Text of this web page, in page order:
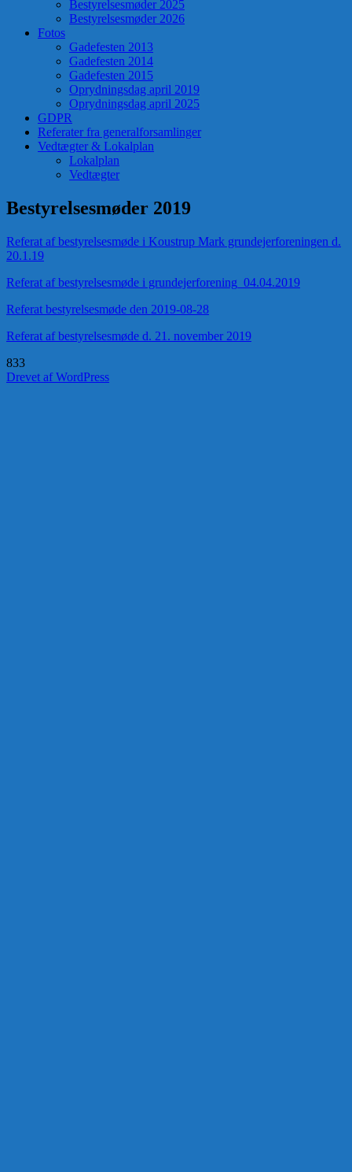
Bestyrelsesmøder 2025
Bestyrelsesmøder 2026
Fotos
Gadefesten 2013
Gadefesten 2014
Gadefesten 2015
Oprydningsdag april 2019
Oprydningsdag april 2025
GDPR
Referater fra generalforsamlinger
Vedtægter & Lokalplan
Lokalplan
Vedtægter
Bestyrelsesmøder 2019
Referat af bestyrelsesmøde i Koustrup Mark grundejerforeningen d.
20.1.19
Referat af bestyrelsesmøde i grundejerforening_04.04.2019
Referat bestyrelsesmøde den 2019-08-28
Referat af bestyrelsesmøde d. 21. november 2019
833
Drevet af WordPress